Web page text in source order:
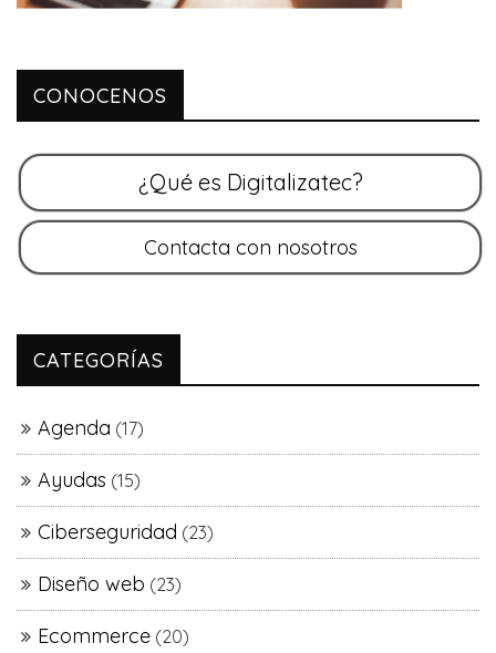
CONOCENOS
CATEGORÍAS
Agenda (17)
Ayudas (15)
Ciberseguridad (23)
Diseño web (23)
Ecommerce (20)